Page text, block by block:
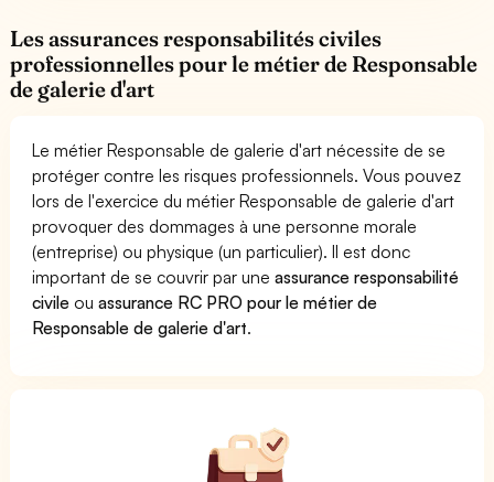
Les assurances responsabilités civiles
professionnelles pour le métier de Responsable
de galerie d'art
Le métier Responsable de galerie d'art nécessite de se
protéger contre les risques professionnels. Vous pouvez
lors de l'exercice du métier Responsable de galerie d'art
provoquer des dommages à une personne morale
(entreprise) ou physique (un particulier). Il est donc
important de se couvrir par uneassurance responsabilité
civile ouassurance RC PRO pour le métier de
Responsable de galerie d'art.